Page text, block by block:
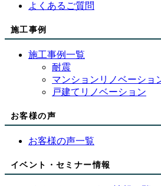
よくあるご質問
施工事例
施工事例一覧
耐震
マンションリノベーショ
戸建てリノベーション
お客様の声
お客様の声一覧
イベント・セミナー情報